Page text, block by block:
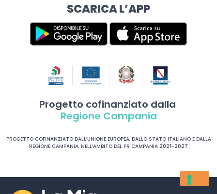
SCARICA L’APP
Progetto cofinanziato dalla
Regione Campania
PROGETTO COFINANZIATO DALL’UNIONE EUROPEA, DALLO STATO ITALIANO E DALLA
REGIONE CAMPANIA, NELL’AMBITO DEL PR CAMPANIA 2021-2027